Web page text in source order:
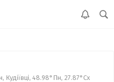
48.98°Пн, 27.87°Сх